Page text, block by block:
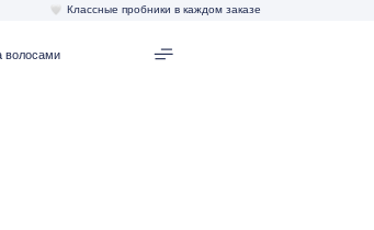
Классные пробники в каждом заказе